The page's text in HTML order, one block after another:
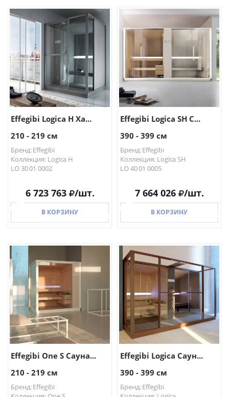
В КОРЗИНУ В КОРЗИНУ
Effegibi Logica H Ха...
210 - 219 см
Бренд: Effegibi
Коллекция: Logica H
LO 30 01 0002
6 723 763 /шт.
В КОРЗИНУ
В КОРЗИНУ
Effegibi Logica SH С...
390 - 399 см
Бренд: Effegibi
Коллекция: Logica SH
LO 40 01 0005
7 664 026 /шт.
В КОРЗИНУ
В КОРЗИНУ
Effegibi One S Сауна...
210 - 219 см
Бренд: Effegibi
Effegibi Logica Саун...
390 - 399 см
Бренд: Effegibi